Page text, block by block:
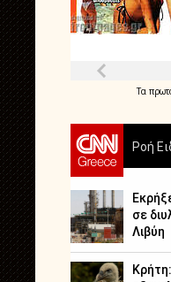
Τα